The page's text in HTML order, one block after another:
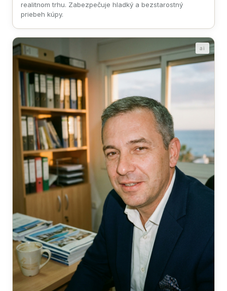
realitnom trhu. Zabezpečuje hladký a bezstarostný
priebeh kúpy.
ai